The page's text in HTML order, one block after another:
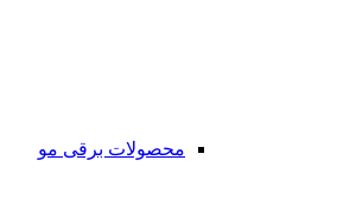
محصولات برقی مو